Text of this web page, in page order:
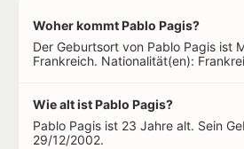
Woher kommt Pablo Pagis?
Der Geburtsort von Pablo Pagis ist
Frankreich. Nationalität(en):
Wie alt ist Pablo Pagis?
Pablo Pagis ist 23 Jahre alt. Sein
29/12/2002.